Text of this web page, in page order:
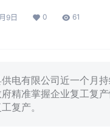
9日 0 61
电有限公司近一个月
精准掌握企业复工复
复产。